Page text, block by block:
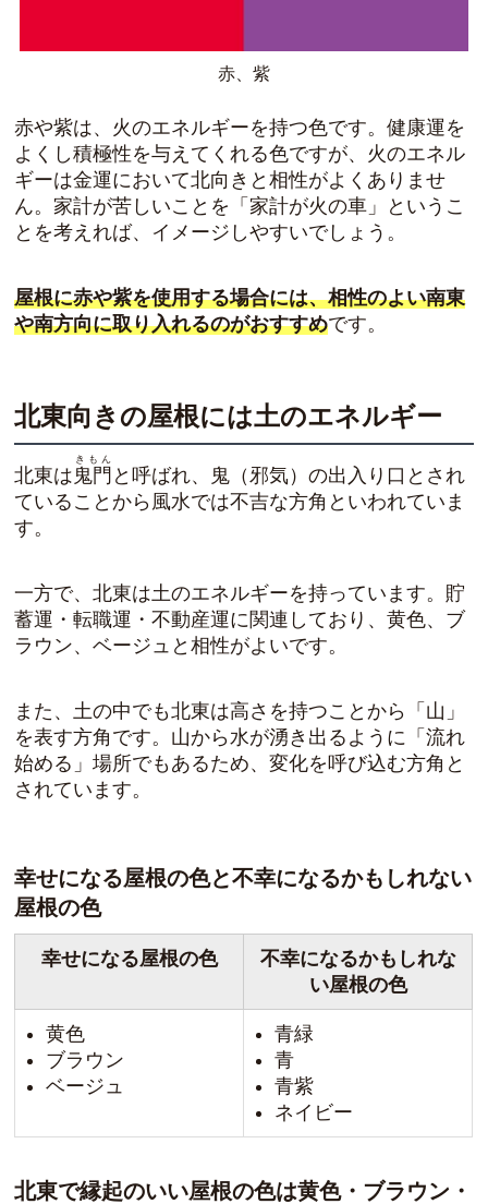
赤、紫
赤や紫は、火のエネルギーを持つ色です。健康運を
よくし積極性を与えてくれる色ですが、火のエネル
ギーは金運において北向きと相性がよくありませ
ん。家計が苦しいことを「家計が火の車」というこ
とを考えれば、イメージしやすいでしょう。
屋根に赤や紫を使用する場合には、相性のよい南東
や南方向に取り入れるのがおすすめです。
北東向きの屋根には土のエネルギー
北東は 鬼門
きもん
と呼ばれ、
鬼（邪気）の出入り口とされ
ていることから風水では不吉な方角 といわれていま
す。
一方で、北東は土のエネルギーを持っています。貯
蓄運・転職運・不動産運に関連しており、黄色、ブ
ラウン、ベージュと相性がよいです。
また、土の中でも北東は高さを持つことから「山」
を表す方角です。山から水が湧き出るように「流れ
始める」場所でもあるため、変化を呼び込む方角 と
されています。
幸せになる屋根の色と不幸になるかもしれない
屋根の色
幸せになる屋根の色
不幸になるかもしれな
い屋根の色
黄色
ブラウン
ベージュ
青緑
青
青紫
ネイビー
北東で縁起のいい屋根の色は黄色・ブラウン・